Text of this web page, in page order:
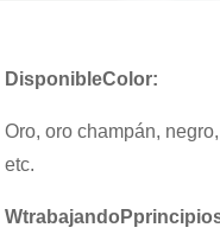
DisponibleColor:
Oro, oro champán,
etc.
Wtrabajando P